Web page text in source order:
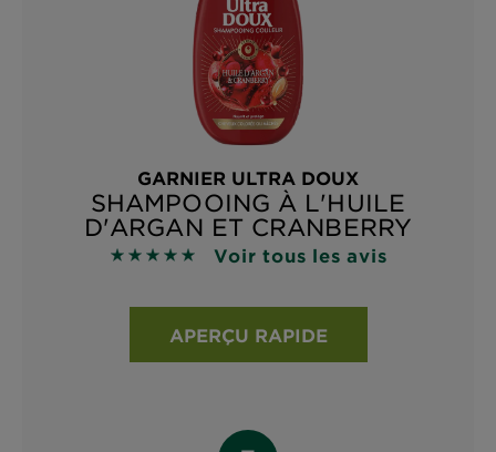
GARNIER ULTRA DOUX
SHAMPOOING À L'HUILE
D'ARGAN ET CRANBERRY
4.9118 sur 5 étoiles basé sur les avis
Voir tous les avis
APERÇU RAPIDE